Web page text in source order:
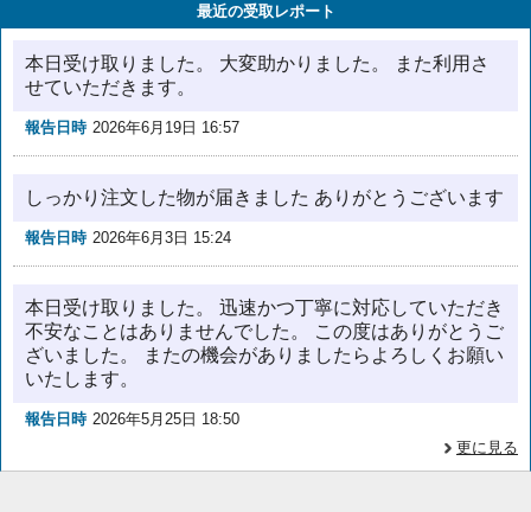
最近の受取レポート
本日受け取りました。 大変助かりました。 また利用さ
せていただきます。
報告日時 2026年6月19日 16:57
しっかり注文した物が届きました ありがとうございます
報告日時 2026年6月3日 15:24
本日受け取りました。 迅速かつ丁寧に対応していただき
不安なことはありませんでした。 この度はありがとうご
ざいました。 またの機会がありましたらよろしくお願い
いたします。
報告日時 2026年5月25日 18:50
更に見る